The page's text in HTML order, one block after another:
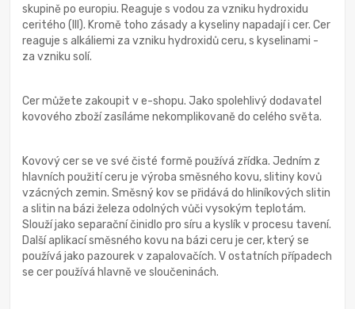
skupině po europiu. Reaguje s vodou za vzniku hydroxidu
ceritého (III). Kromě toho zásady a kyseliny napadají i cer. Cer
reaguje s alkáliemi za vzniku hydroxidů ceru, s kyselinami -
za vzniku solí.
Cer můžete zakoupit v e-shopu. Jako spolehlivý dodavatel
kovového zboží zasíláme nekomplikovaně do celého světa.
Kovový cer se ve své čisté formě používá zřídka. Jedním z
hlavních použití ceru je výroba směsného kovu, slitiny kovů
vzácných zemin. Směsný kov se přidává do hliníkových slitin
a slitin na bázi železa odolných vůči vysokým teplotám.
Slouží jako separační činidlo pro síru a kyslík v procesu tavení.
Další aplikací směsného kovu na bázi ceru je cer, který se
používá jako pazourek v zapalovačích. V ostatních případech
se cer používá hlavně ve sloučeninách.